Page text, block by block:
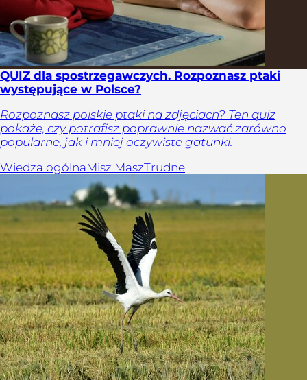
QUIZ dla spostrzegawczych. Rozpoznasz ptaki
występujące w Polsce?
Rozpoznasz polskie ptaki na zdjęciach? Ten quiz
pokaże, czy potrafisz poprawnie nazwać zarówno
popularne, jak i mniej oczywiste gatunki.
Wiedza ogólnaMisz MaszTrudne